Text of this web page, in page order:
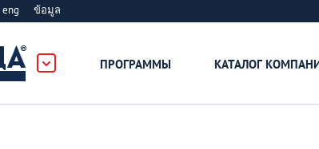
eng ข้อมูล
ПРОГРАММЫ КАТАЛОГ